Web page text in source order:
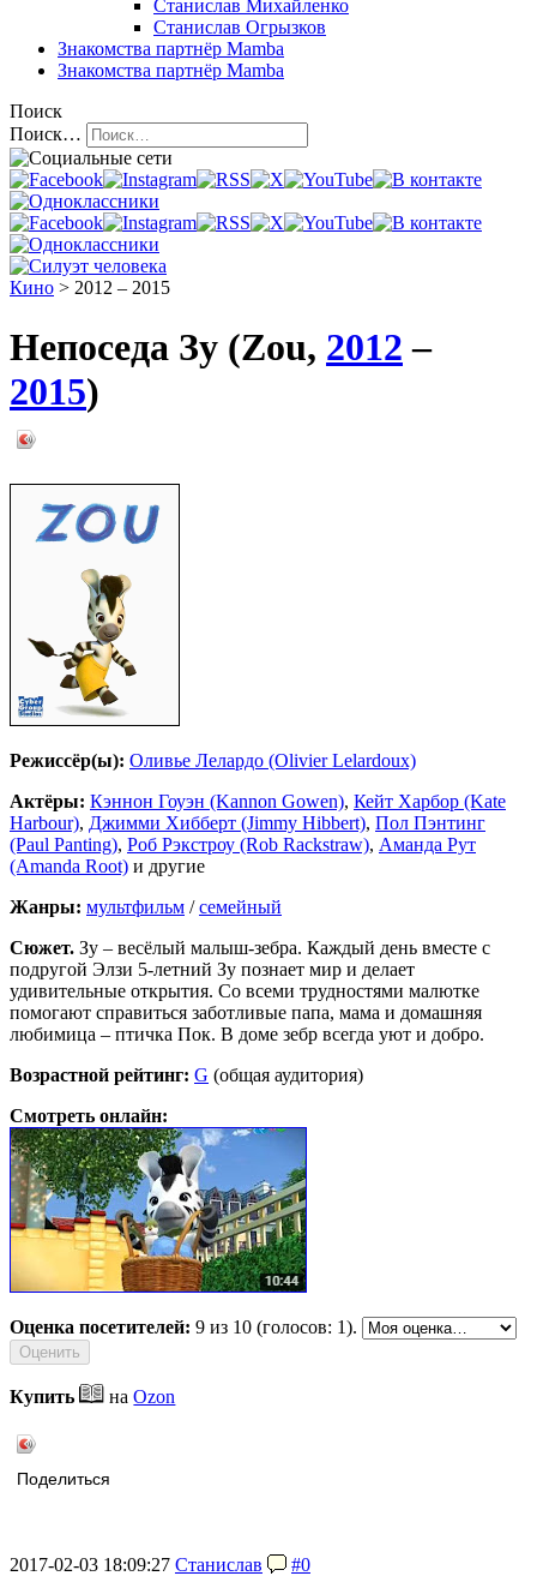
Станислав Михайленко
Станислав Огрызков
Знакомства партнёр Mamba
Знакомства партнёр Mamba
Поиск
Поиск…
Кино > 2012 – 2015
Непоседа Зу (Zou, 2012 –
2015)
Режиссёр(ы): Оливье Лелардо (Olivier Lelardoux)
Актёры: Кэннон Гоуэн (Kannon Gowen), Кейт Харбор (Kate
Harbour), Джимми Хибберт (Jimmy Hibbert), Пол Пэнтинг
(Paul Panting), Роб Рэкстроу (Rob Rackstraw), Аманда Рут
(Amanda Root) и другие
Жанры: мультфильм /семейный
Сюжет. Зу – весёлый малыш-зебра. Каждый день вместе с
подругой Элзи 5-летний Зу познает мир и делает
удивительные открытия. Со всеми трудностями малютке
помогают справиться заботливые папа, мама и домашняя
любимица – птичка Пок. В доме зебр всегда уют и добро.
Возрастной рейтинг: G (общая аудитория)
Смотреть онлайн:
Оценка посетителей: 9 из 10 (голосов: 1).
Купить наOzon
Поделиться
2017-02-03 18:09:27 Станислав
#0